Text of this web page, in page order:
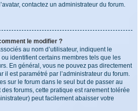
contactez un administrateur du forum.
le modifier ?
au nom d’utilisateur, indiquent le
identifient certains membres tels que les
En général, vous ne pouvez pas directement
il est paramétré par l’administrateur du forum.
sur le forum dans le seul but de passer au
forums, cette pratique est rarement tolérée
peut facilement abaisser votre